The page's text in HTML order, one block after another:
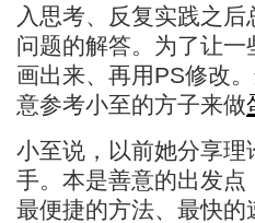
入思考、反复实践之
问题的解答。为了让
画出来、再用PS修改
意参考小至的方子来做
小至说，以前她分享
手。本是善意的出发
最便捷的方法、最快